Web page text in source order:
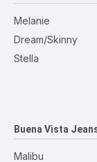
Melanie
Dream/Skinny
Stella
Buena Vista
Malibu